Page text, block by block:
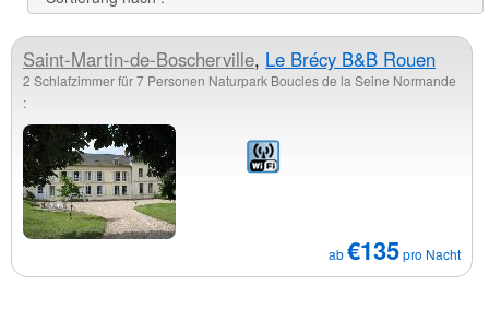
Saint-Martin-de-Boscherville, Le Brécy B&B Rouen
2 Schlafzimmer für 7 Personen Naturpark Boucles de la Seine Normande
:
ab€135pro Nacht